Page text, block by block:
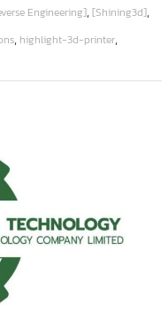
Engineering],[Shining3d],
, highlight-3d-printer,